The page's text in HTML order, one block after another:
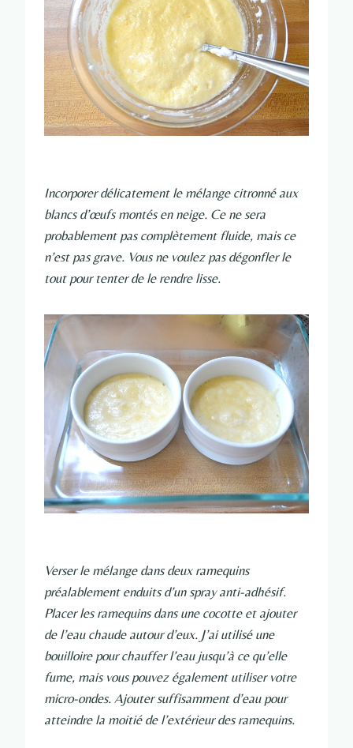
Incorporer délicatement le mélange citronné aux
blancs d’œufs montés en neige. Ce ne sera
probablement pas complètement fluide, mais ce
n’est pas grave. Vous ne voulez pas dégonfler le
tout pour tenter de le rendre lisse.
Verser le mélange dans deux ramequins
préalablement enduits d’un spray anti-adhésif.
Placer les ramequins dans une cocotte et ajouter
de l’eau chaude autour d’eux. J’ai utilisé une
bouilloire pour chauffer l’eau jusqu’à ce qu’elle
fume, mais vous pouvez également utiliser votre
micro-ondes. Ajouter suffisamment d’eau pour
atteindre la moitié de l’extérieur des ramequins.